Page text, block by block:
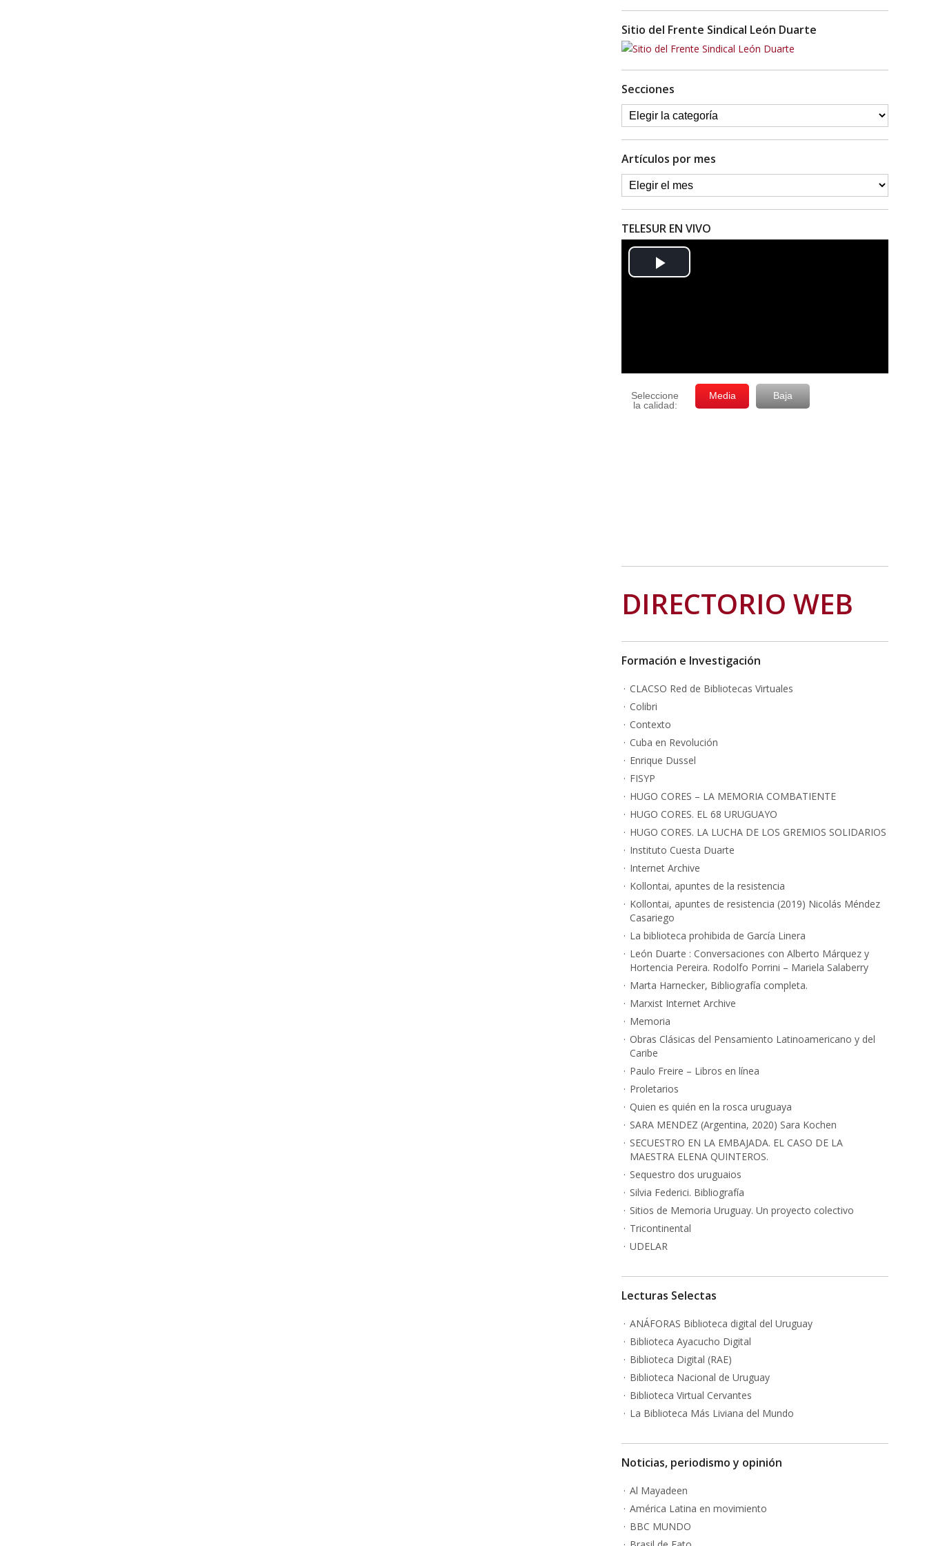
Sitio del Frente Sindical León Duarte
Secciones
Artículos por mes
TELESUR EN VIVO
DIRECTORIO WEB
Formación e Investigación
CLACSO Red de Bibliotecas Virtuales
Colibri
Contexto
Cuba en Revolución
Enrique Dussel
FISYP
HUGO CORES – LA MEMORIA COMBATIENTE
HUGO CORES. EL 68 URUGUAYO
HUGO CORES. LA LUCHA DE LOS GREMIOS SOLIDARIOS
Instituto Cuesta Duarte
Internet Archive
Kollontai, apuntes de la resistencia
Kollontai, apuntes de resistencia (2019) Nicolás Méndez
Casariego
La biblioteca prohibida de García Linera
León Duarte : Conversaciones con Alberto Márquez y
Hortencia Pereira. Rodolfo Porrini – Mariela Salaberry
Marta Harnecker, Bibliografía completa.
Marxist Internet Archive
Memoria
Obras Clásicas del Pensamiento Latinoamericano y del
Caribe
Paulo Freire – Libros en línea
Proletarios
Quien es quién en la rosca uruguaya
SARA MENDEZ (Argentina, 2020) Sara Kochen
SECUESTRO EN LA EMBAJADA. EL CASO DE LA
MAESTRA ELENA QUINTEROS.
Sequestro dos uruguaios
Silvia Federici. Bibliografía
Sitios de Memoria Uruguay. Un proyecto colectivo
Tricontinental
UDELAR
Lecturas Selectas
ANÁFORAS Biblioteca digital del Uruguay
Biblioteca Ayacucho Digital
Biblioteca Digital (RAE)
Biblioteca Nacional de Uruguay
Biblioteca Virtual Cervantes
La Biblioteca Más Liviana del Mundo
Noticias, periodismo y opinión
Al Mayadeen
América Latina en movimiento
BBC MUNDO